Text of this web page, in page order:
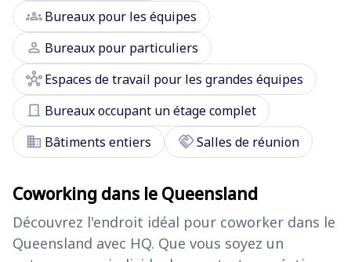
groupsBureaux pour les équipes
person Bureaux pour particuliers
hubEspaces de travail pour les grandes équipes
door_front Bureaux occupant un étage complet
domain Bâtiments entiers handshakeSalles de réunion
Coworking dans le Queensland
Découvrez l'endroit idéal pour coworker dans le
Queensland avec HQ. Que vous soyez un